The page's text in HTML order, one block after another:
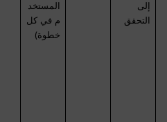
إلى
التحقق
المستخد
م في كل
خطوة)